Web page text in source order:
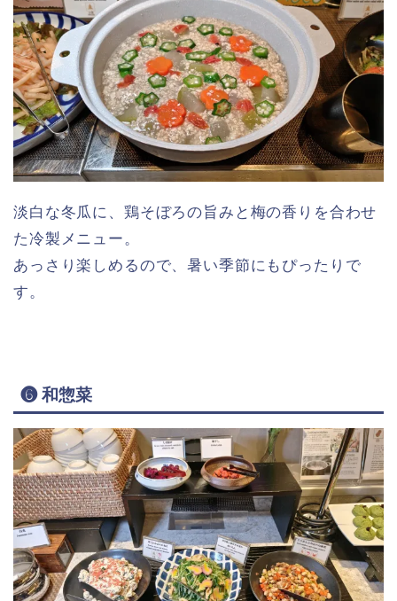
淡白な冬瓜に、鶏そぼろの旨みと梅の香りを合わせ
た冷製メニュー。
あっさり楽しめるので、暑い季節にもぴったりで
す。
❻ 和惣菜